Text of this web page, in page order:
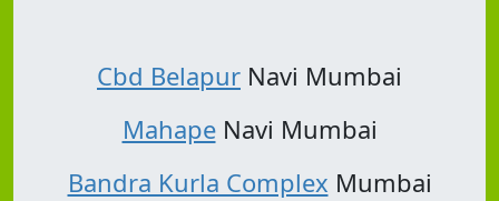
Cbd Belapur Navi Mumbai
MahapeNavi Mumbai
Bandra Kurla Complex Mumbai